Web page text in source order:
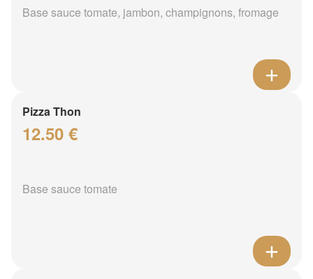
Base sauce tomate, jambon, champignons, fromage
Pizza Thon
12.50 €
Base sauce tomate